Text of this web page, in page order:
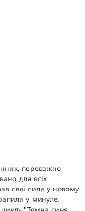
переважно
для всіх
свої сили у новому
у минуле.